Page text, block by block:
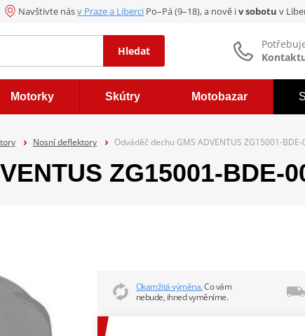
Navštivte násv Praze a Liberci Po–Pá (9–18), a nově iv sobotu v
Hledat
Motorky Skútry Motobazar
Nosní deflektory Odváděč dechu GMS ADVENTUS ZG15001-BDE-
ZG15001-BDE-
Okamžitá výměna.Co vám
nebude, ihned vyměníme.